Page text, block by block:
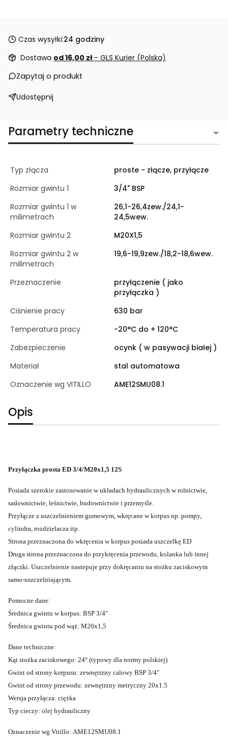
Czas wysyłki:24 godziny
Dostawa od 16,00 zł - GLS Kurier (Polska)
Zapytaj o produkt
Udostępnij
Parametry techniczne
Typ złącza
proste - złącze, przyłącze
Rozmiar gwintu 1
3/4" BSP
Rozmiar gwintu 1 w
milimetrach
26,1-26,4zew./24,1-
24,5wew.
Rozmiar gwintu 2
M20X1,5
Rozmiar gwintu 2 w
milimetrach
19,6-19,9zew./18,2-18,6wew.
Przeznaczenie
przyłączenie ( jako
przyłączka )
Ciśnienie pracy
630 bar
Temperatura pracy
-20°C do + 120°C
Zabezpieczenie
ocynk ( w pasywacji białej )
Materiał
stal automatowa
Oznaczenie wg VITILLO
AME12SMU08.1
Opis
Przyłączka prosta ED 3/4/M20x1,5 12S
Posiada szerokie zastosowanie w układach hydraulicznych w rolnictwie,
sadownictwie, leśnictwie, budownictwie i przemyśle.
Przyłącze z uszczelnieniem gumowym, wkręcane w korpus np. pompy,
cylindra, rozdzielacza itp.
Strona przeznaczona do wkręcenia w korpus posiada uszczelkę ED
Druga strona przeznaczona do przykręcenia przewodu, kolanka lub innej
złączki. Uszczelnienie nastepuje przy dokręcaniu na stożku zaciskowym
samo-uszczelniającym.
Pomocne dane:
Średnica gwintu w korpus: BSP 3/4"
Średnica gwintu pod wąż: M20x1,5
Dane techniczne:
Kąt stożka zaciskowego: 24° (typowy dla normy polskiej)
Gwint od strony korpusu: zewnętrzny calowy BSP 3/4"
Gwint od strony przewodu: zewnętrzny metryczny 20x1.5
Wersja przyłącza: ciężka
Typ cieczy: olej hydrauliczny
Oznaczenie wg Vitillo: AME12SMU08.1